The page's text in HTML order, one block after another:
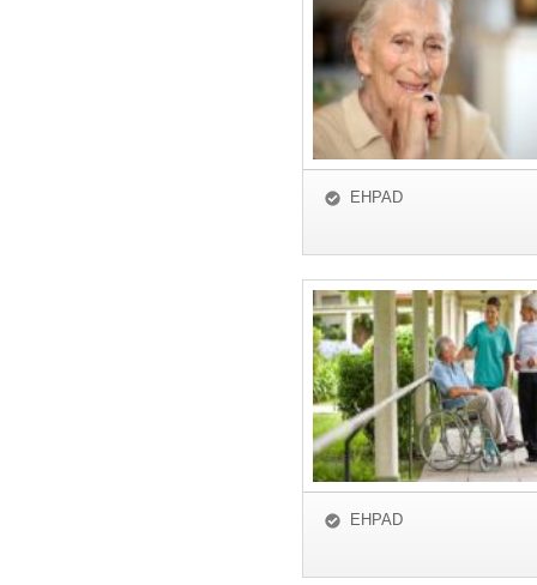
EHPAD
EHPAD